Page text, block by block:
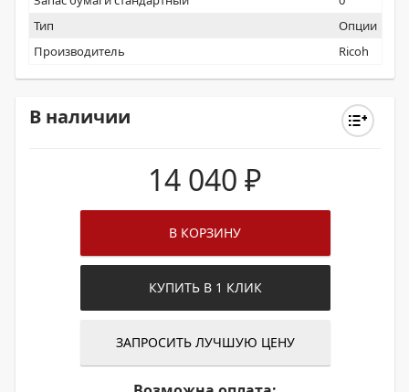
Тип
Опции
Производитель
Ricoh
В наличии
14 040 ₽
В КОРЗИНУ
КУПИТЬ В 1 КЛИК
ЗАПРОСИТЬ ЛУЧШУЮ ЦЕНУ